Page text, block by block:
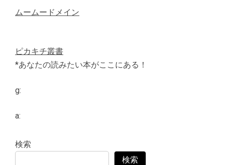
ムームードメイン
ピカキチ叢書
*あなたの読みたい本がここにある！
g:
a:
検索
検索